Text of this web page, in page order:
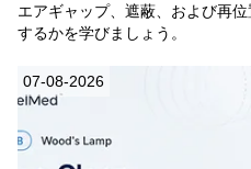
エアギャップ、遮蔽、および再
するかを学びましょう。
07-08-2026